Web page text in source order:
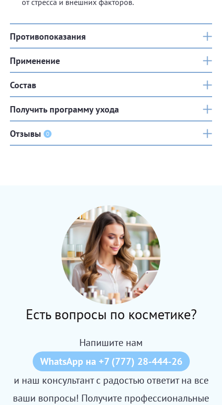
от стресса и внешних факторов.
Противопоказания
Применение
Состав
Получить программу ухода
Отзывы 0
Есть вопросы по косметике?
Напишите нам
WhatsApp на +7 (777) 28-444-26
и наш консультант с радостью ответит на все
ваши вопросы! Получите профессиональные